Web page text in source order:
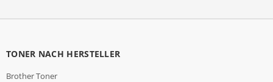
TONER NACH HERSTELLER
Brother Toner